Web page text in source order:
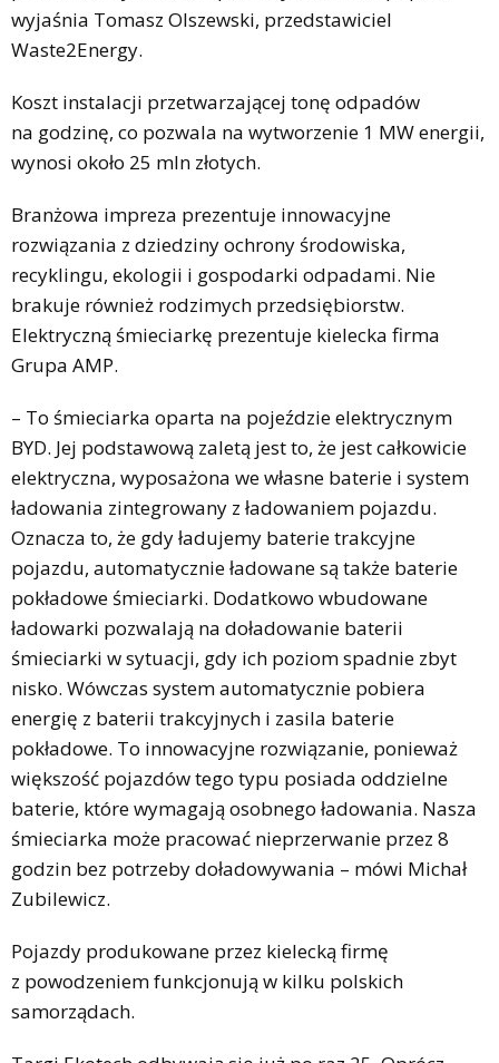
wyjaśnia Tomasz Olszewski, przedstawiciel
Waste2Energy.
Koszt instalacji przetwarzającej tonę odpadów
na godzinę, co pozwala na wytworzenie 1 MW energii,
wynosi około 25 mln złotych.
Branżowa impreza prezentuje innowacyjne
rozwiązania z dziedziny ochrony środowiska,
recyklingu, ekologii i gospodarki odpadami. Nie
brakuje również rodzimych przedsiębiorstw.
Elektryczną śmieciarkę prezentuje kielecka firma
Grupa AMP.
– To śmieciarka oparta na pojeździe elektrycznym
BYD. Jej podstawową zaletą jest to, że jest całkowicie
elektryczna, wyposażona we własne baterie i system
ładowania zintegrowany z ładowaniem pojazdu.
Oznacza to, że gdy ładujemy baterie trakcyjne
pojazdu, automatycznie ładowane są także baterie
pokładowe śmieciarki. Dodatkowo wbudowane
ładowarki pozwalają na doładowanie baterii
śmieciarki w sytuacji, gdy ich poziom spadnie zbyt
nisko. Wówczas system automatycznie pobiera
energię z baterii trakcyjnych i zasila baterie
pokładowe. To innowacyjne rozwiązanie, ponieważ
większość pojazdów tego typu posiada oddzielne
baterie, które wymagają osobnego ładowania. Nasza
śmieciarka może pracować nieprzerwanie przez 8
godzin bez potrzeby doładowywania – mówi Michał
Zubilewicz.
Pojazdy produkowane przez kielecką firmę
z powodzeniem funkcjonują w kilku polskich
samorządach.